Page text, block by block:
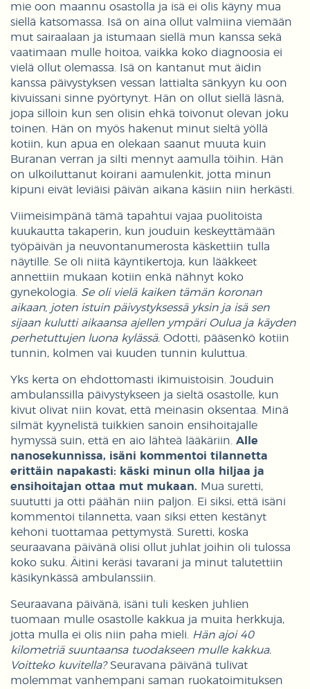
mie oon maannu osastolla ja isä ei olis käyny mua
siellä katsomassa. Isä on aina ollut valmiina viemään
mut sairaalaan ja istumaan siellä mun kanssa sekä
vaatimaan mulle hoitoa, vaikka koko diagnoosia ei
vielä ollut olemassa. Isä on kantanut mut äidin
kanssa päivystyksen vessan lattialta sänkyyn ku oon
kivuissani sinne pyörtynyt. Hän on ollut siellä läsnä,
jopa silloin kun sen olisin ehkä toivonut olevan joku
toinen. Hän on myös hakenut minut sieltä yöllä
kotiin, kun apua en olekaan saanut muuta kuin
Buranan verran ja silti mennyt aamulla töihin. Hän
on ulkoiluttanut koirani aamulenkit, jotta minun
kipuni eivät leviäisi päivän aikana käsiin niin herkästi.
Viimeisimpänä tämä tapahtui vajaa puolitoista
kuukautta takaperin, kun jouduin keskeyttämään
työpäivän ja neuvontanumerosta käskettiin tulla
näytille. Se oli niitä käyntikertoja, kun lääkkeet
annettiin mukaan kotiin enkä nähnyt koko
gynekologia. Se oli vielä kaiken tämän koronan
aikaan, joten istuin päivystyksessä yksin ja isä sen
sijaan kulutti aikaansa ajellen ympäri Oulua ja käyden
perhetuttujen luona kylässä. Odotti, pääsenkö kotiin
tunnin, kolmen vai kuuden tunnin kuluttua.
Yks kerta on ehdottomasti ikimuistoisin. Jouduin
ambulanssilla päivystykseen ja sieltä osastolle, kun
kivut olivat niin kovat, että meinasin oksentaa. Minä
silmät kyynelistä tuikkien sanoin ensihoitajalle
hymyssä suin, että en aio lähteä lääkäriin. Alle
nanosekunnissa, isäni kommentoi tilannetta
erittäin napakasti: käski minun olla hiljaa ja
ensihoitajan ottaa mut mukaan. Mua suretti,
suututti ja otti päähän niin paljon. Ei siksi, että isäni
kommentoi tilannetta, vaan siksi etten kestänyt
kehoni tuottamaa pettymystä. Suretti, koska
seuraavana päivänä olisi ollut juhlat joihin oli tulossa
koko suku. Äitini keräsi tavarani ja minut talutettiin
käsikynkässä ambulanssiin.
Seuraavana päivänä, isäni tuli kesken juhlien
tuomaan mulle osastolle kakkua ja muita herkkuja,
jotta mulla ei olis niin paha mieli.
Hän ajoi 40
kilometriä suuntaansa tuodakseen mulle kakkua.
Voitteko kuvitella?Seuravana päivänä tulivat
molemmat vanhempani saman ruokatoimituksen